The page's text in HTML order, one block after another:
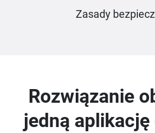
Zasady
Rozwiązanie
jedną